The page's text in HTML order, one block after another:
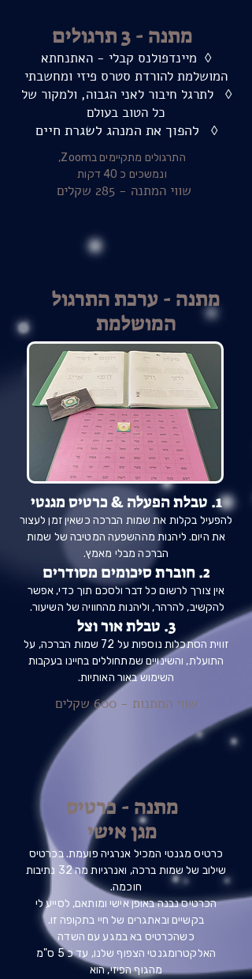
מתנה - 3 תרגולים
◊ מיינדפולנס קבלי - האתנחתא
המושלמת להורדת סטרס פיזי ומחשבתי
◊
לתרגל חיבור לאני הגבוה, ולמקור של
כל הטוב בעולם
◊
להפוך את המנהג לשגרת חיים
התרגולים מתקיימים בZoom,
ונמשכים כ 40 דקות
שווי המתנה - 285 שקלים
מתנה - ערכת התרגול
המושלמת
1. טבלת הפעלה & כרטיס מגנטי
להפעיל בקלות את שמות הברכה כשאין זמן לעצור
את היום. ליהנות מההשפעה המטיבה של שמות
הברכה מבלי מאמץ.
2. חוברת סיכומים מסודרים
אין צורך לרשום כל דבר ולסכם תוך כדי, אפשר
להקשיב, להרהר, וליהנות מהחוויה של השיעור.
3. טבלת אור וצל
זווית הסתכלות נוספות על 72 שמות הברכה, על
התועלת, והשינויים שמתחוללים בחיינו בעקבות
השימוש באור האותיות.
שווי המתנות - 600 שקלים
מתנה - כרטיס
מגן אישי
כרטיס מגנטי המכיל אנרגיה פועמת. בכרטיס
שילוב של שמות ברכה, ואנרגיות מה 32 נתיבות
חוכמה.
הכרטיס נבנה באופן אישי ומותאם, לסייע לי
בקשיים ובאתגרים של חיי בתקופה זו.
כשהכרטיס בא במגע עם השדה
האלקטרומגנטי הצפוף שלנו, עד כ 5 ס"מ
מהגוף הפיזי, הוא